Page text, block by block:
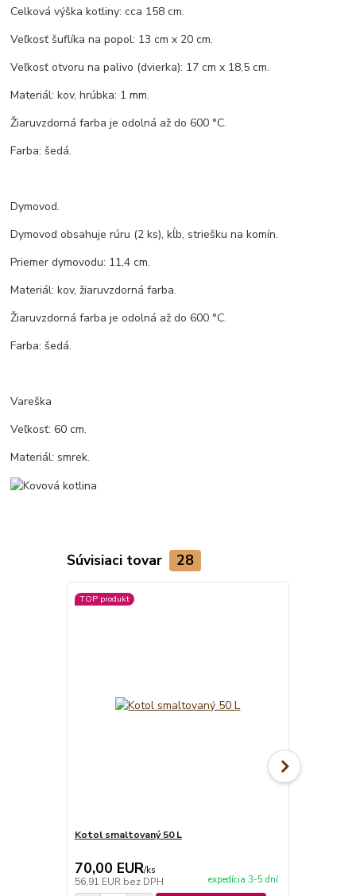
Celková výška kotliny: cca 158 cm.
Veľkosť šuflíka na popol: 13 cm x 20 cm.
Veľkosť otvoru na palivo (dvierka): 17 cm x 18,5 cm.
Materiál: kov, hrúbka: 1 mm.
Žiaruvzdorná farba je odolná až do 600 °C.
Farba: šedá.
Dymovod.
Dymovod obsahuje rúru (2 ks), kĺb, striešku na komín.
Priemer dymovodu: 11,4 cm.
Materiál: kov, žiaruvzdorná farba.
Žiaruvzdorná farba je odolná až do 600 °C.
Farba: šedá.
Vareška
Veľkosť: 60 cm.
Materiál: smrek.
Súvisiaci tovar 28
TOP produkt
Kotol smaltovaný 50 L
70,00 EUR/ks
56,91 EUR bez DPH expedícia 3-5 dní